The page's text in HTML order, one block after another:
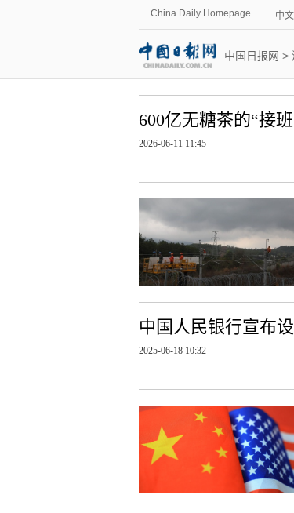
China Daily Homepage 中
中国日报网 >
600亿无糖茶的“接
2026-06-11 11:45
中国人民银行宣布
2025-06-18 10:32